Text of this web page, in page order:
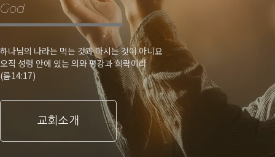
God
하나님의 나라는 먹는 것과 마시는 것이 아니요
오직 성령 안에 있는 의와 평강과 희락이라
(롬14:17)
교회소개